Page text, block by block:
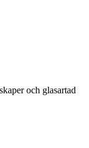
och glasartad